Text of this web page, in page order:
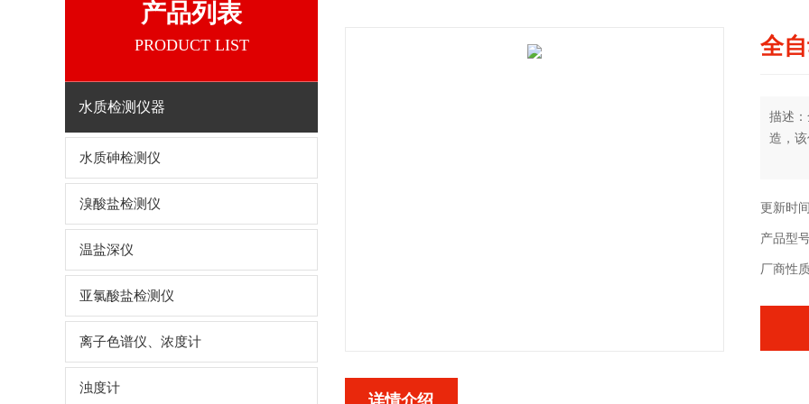
产品列表
PRODUCT LIST
水质检测仪器
水质砷检测仪
溴酸盐检测仪
温盐深仪
亚氯酸盐检测仪
离子色谱仪、浓度计
浊度计
全
描述
造，
更新时
产品型
厂商性
详情介绍